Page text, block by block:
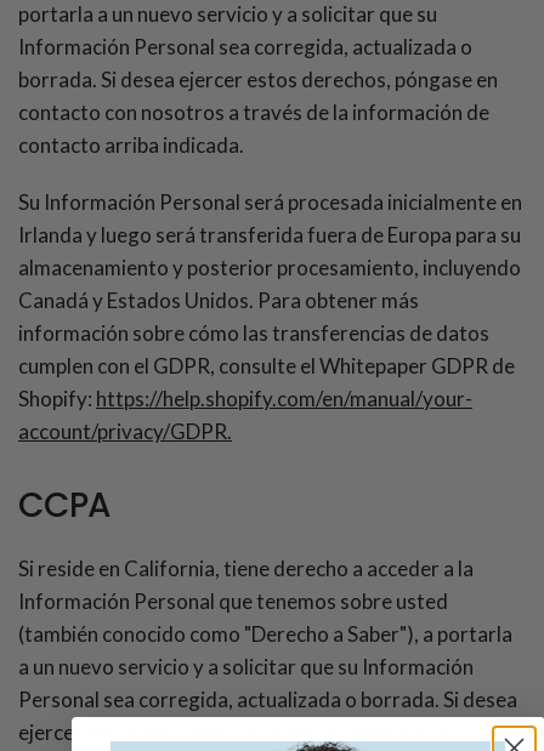
portarla a un nuevo servicio y a solicitar que su
Información Personal sea corregida, actualizada o
borrada. Si desea ejercer estos derechos, póngase en
contacto con nosotros a través de la información de
contacto arriba indicada.
Su Información Personal será procesada inicialmente en
Irlanda y luego será transferida fuera de Europa para su
almacenamiento y posterior procesamiento, incluyendo
Canadá y Estados Unidos. Para obtener más
información sobre cómo las transferencias de datos
cumplen con el GDPR, consulte el Whitepaper GDPR de
Shopify: https://help.shopify.com/en/manual/your-
account/privacy/GDPR.
CCPA
Si reside en California, tiene derecho a acceder a la
Información Personal que tenemos sobre usted
(también conocido como "Derecho a Saber"), a portarla
a un nuevo servicio y a solicitar que su Información
Personal sea corregida, actualizada o borrada. Si desea
ejercer estos derechos, póngase en contacto con